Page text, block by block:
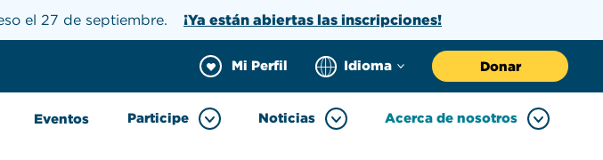
el 27 de septiembre. ¡Ya están abiertas las inscripciones!
Mi Perfil Idioma Donar
Eventos Participe Noticias Acerca de nosotros